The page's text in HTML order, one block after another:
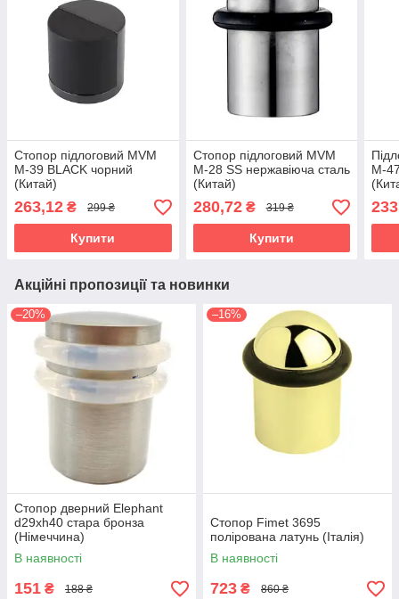
Стопор підлоговий MVM
M-39 BLACK чорний
(Китай)
263,12 ₴ 299 ₴
Купити
Стопор підлоговий MVM
M-28 SS нержавіюча сталь
(Китай)
280,72₴ 319 ₴
Купити
M-
Акційні пропозиції та новинки
–20%
Стопор дверний Elephant
d29xh40 стара бронза
(Німеччина)
В наявності
151 ₴ 188 ₴
–16%
Стопор Fimet 3695
полірована латунь (Італія)
В наявності
723 ₴ 860 ₴